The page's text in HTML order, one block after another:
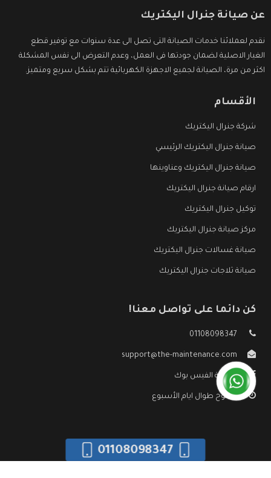
عن صيانة جنرال اليكتريك
نقدم لعملائنا خدمات الصيانة التى تصل الى عدة سنوات مع توفير قطع
الغيار الاصلية لضمان جودتها فى العمل، وعدم التعرض الى نفس المشكلة
اكثر من مرة، الصيانة لجميع الاجهزة الكهربائية تتم بشكل سريع ومتميز.
الأقسام
شركة جنرال اليكتريك
صيانة جنرال اليكتريك الرئيسي
صيانة جنرال اليكتريك وعناوينها
ارقام صيانة جنرال اليكتريك
توكيل جنرال اليكتريك
مركز صيانة جنرال اليكتريك
صيانة غسالات جنرال اليكتريك
صيانة ثلاجات جنرال اليكتريك
كن دائما على تواصل معنا!
01108098347
support@the-maintenance.com
صفحة الفيس بوك
مفتوح طوال ايام الأسبوع
01108098347